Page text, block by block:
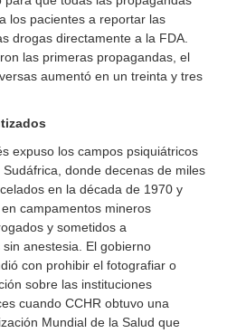
los pacientes a reportar las
drogas directamente a la FDA.
las primeras propagandas, el
aumentó en un treinta y tres
expuso los campos psiquiátricos
Sudáfrica, donde decenas de miles
en la década de 1970 y
campamentos mineros
y sometidos a
anestesia. El gobierno
con prohibir el fotografiar o
sobre las instituciones
cuando CCHR obtuvo una
Mundial de la Salud que